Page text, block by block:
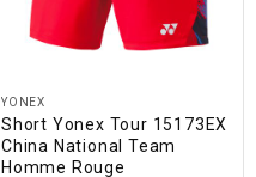
YONEX
Short Yonex Tour 15173EX
China National Team
Homme Rouge